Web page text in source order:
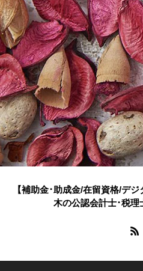
【補助金･助成金/在留資格/デ
木の公認会計士･税理